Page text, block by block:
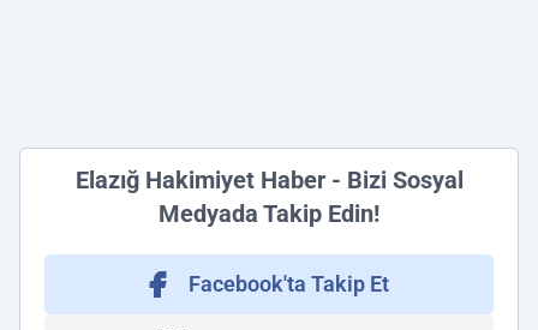
Elazığ Hakimiyet Haber - Bizi Sosyal
Medyada Takip Edin!
Facebook'ta Takip Et